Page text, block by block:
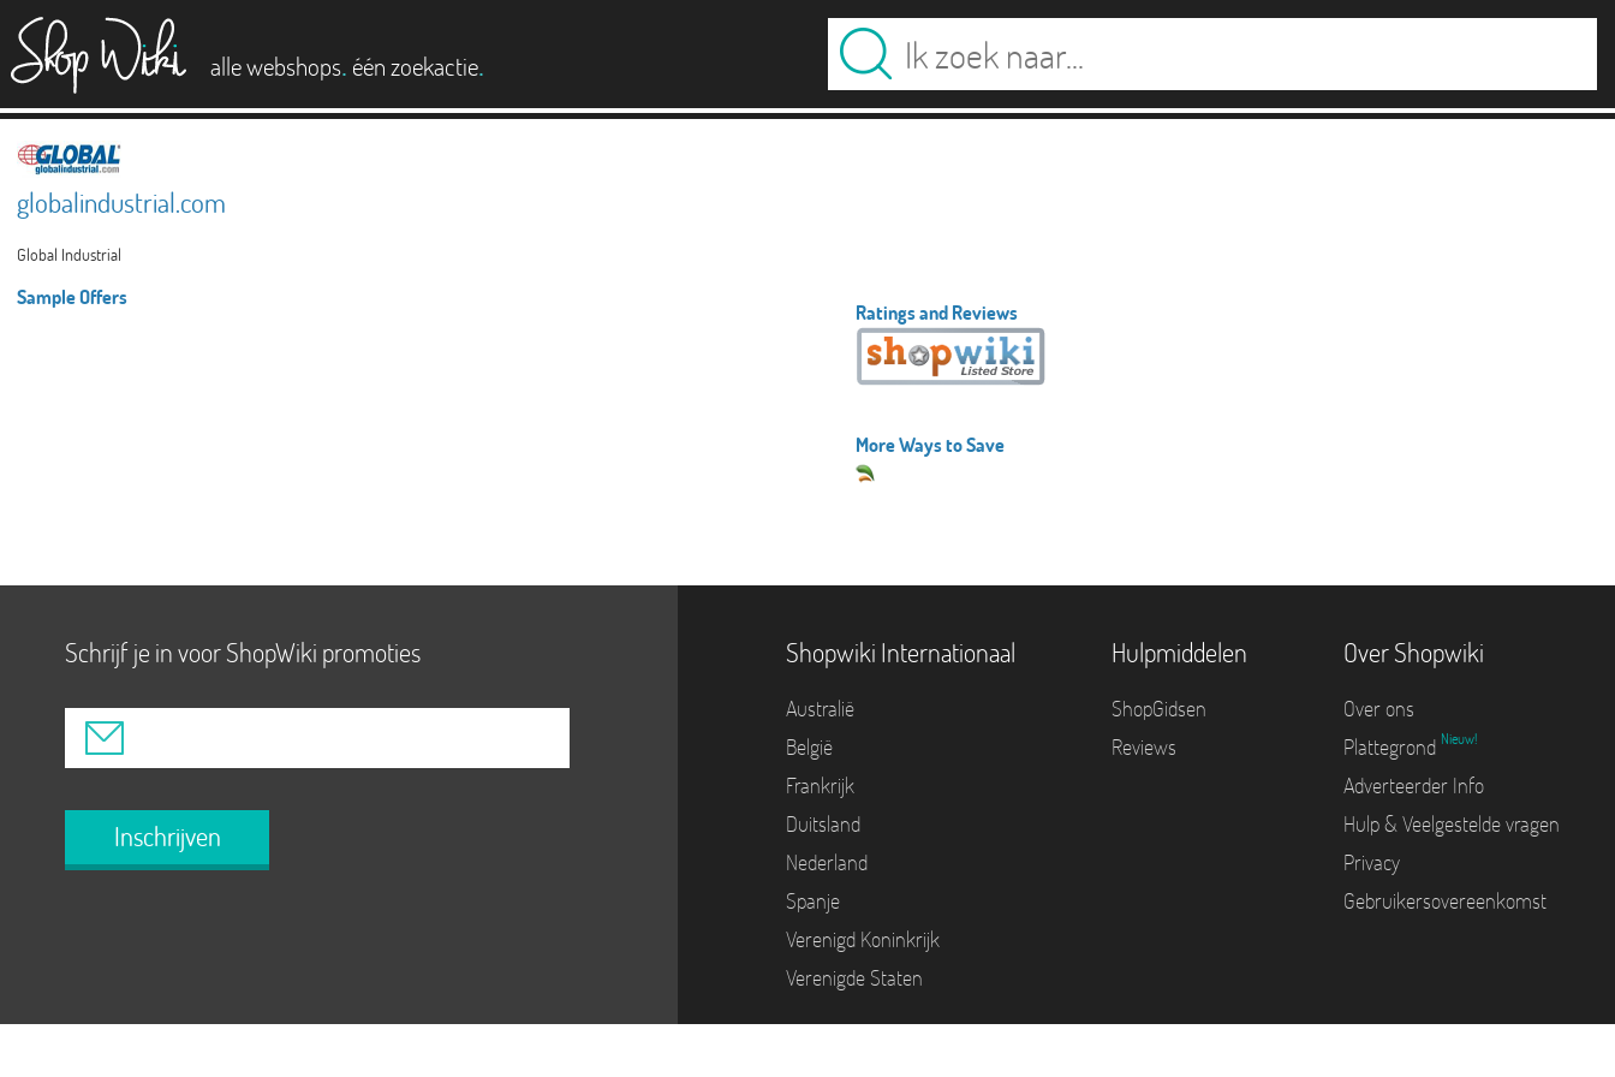
alle webshops. één zoekactie.
globalindustrial.com
Global Industrial
Sample Offers
Ratings and Reviews
More Ways to Save
Schrijf je in voor ShopWiki promoties
Inschrijven
Shopwiki Internationaal
Australië
België
Frankrijk
Duitsland
Nederland
Spanje
Verenigd Koninkrijk
Verenigde Staten
Hulpmiddelen
ShopGidsen
Reviews
Over Shopwiki
Over ons
Plattegrond Nieuw!
Adverteerder Info
Hulp & Veelgestelde vragen
Privacy
Gebruikersovereenkomst